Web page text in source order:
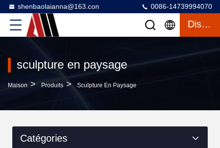
shenbaolaianna@163.con 0086-14739994070
Discuter
sculpture en paysage
Maison > Produits > Sculpture En Paysage
Catégories